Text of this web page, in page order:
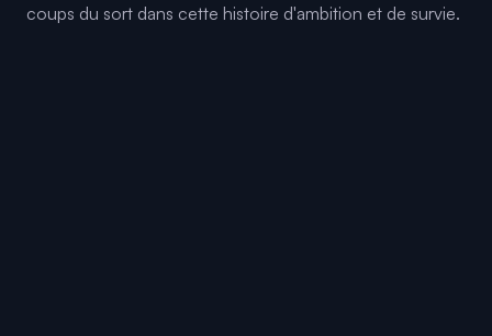
coups du sort dans cette histoire d'ambition et de survie.